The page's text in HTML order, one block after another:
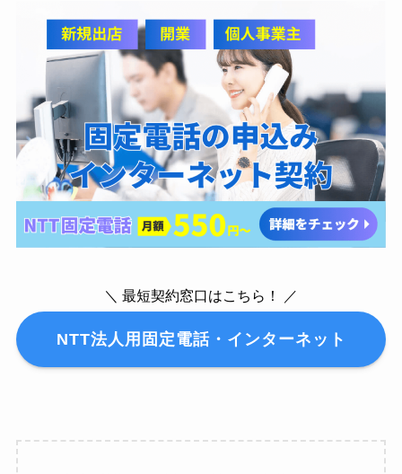
＼ 最短契約窓口はこちら！ ／
NTT法人用固定電話・インターネット